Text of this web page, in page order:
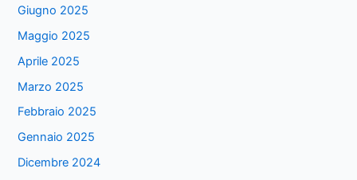
Giugno 2025
Maggio 2025
Aprile 2025
Marzo 2025
Febbraio 2025
Gennaio 2025
Dicembre 2024